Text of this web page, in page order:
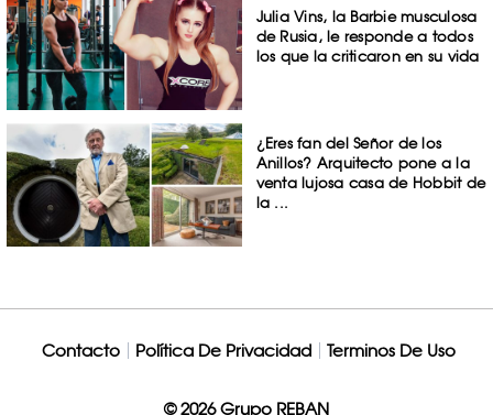
Julia Vins, la Barbie musculosa
de Rusia, le responde a todos
los que la criticaron en su vida
¿Eres fan del Señor de los
Anillos? Arquitecto pone a la
venta lujosa casa de Hobbit de
la ...
Contacto Política De Privacidad Terminos De Uso
© 2026 Grupo REBAN